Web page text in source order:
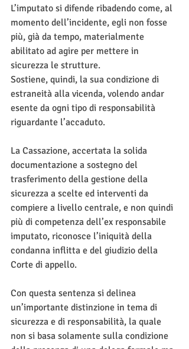
L’imputato si difende ribadendo come, al
momento dell’incidente, egli non fosse
più, già da tempo, materialmente
abilitato ad agire per mettere in
sicurezza le strutture.
Sostiene, quindi, la sua condizione di
estraneità alla vicenda, volendo andar
esente da ogni tipo di responsabilità
riguardante l’accaduto.
La Cassazione, accertata la solida
documentazione a sostegno del
trasferimento della gestione della
sicurezza a scelte ed interventi da
compiere a livello centrale, e non quindi
più di competenza dell’ex responsabile
imputato, riconosce l’iniquità della
condanna inflitta e del giudizio della
Corte di appello.
Con questa sentenza si delinea
un’importante distinzione in tema di
sicurezza e di responsabilità, la quale
non si basa solamente sulla condizione